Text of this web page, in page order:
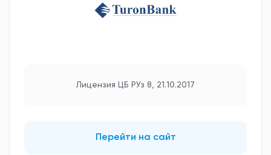
Лицензия ЦБ РУз 8, 21.10.2017
Перейти на сайт